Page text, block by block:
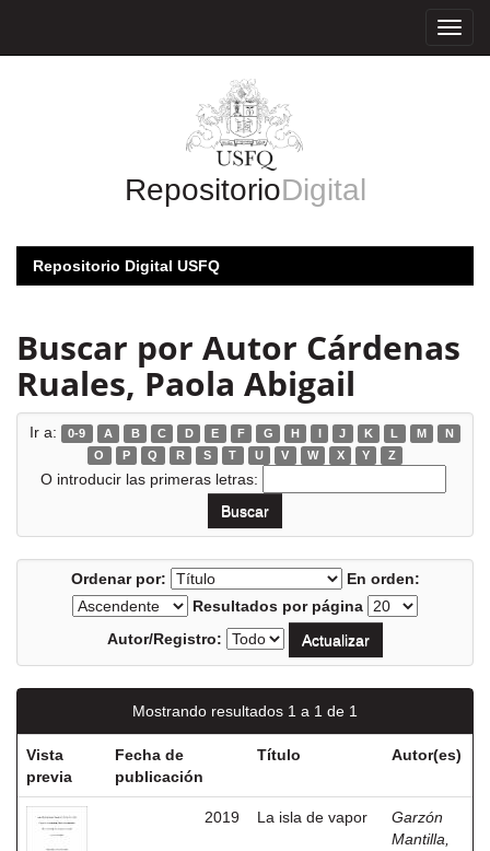
RepositorioDigital
Repositorio Digital USFQ
Buscar por Autor Cárdenas
Ruales, Paola Abigail
Ir a: 0-9 A B C D E F G H I J K L M
N
O
P Q R S T U V W X Y Z
O introducir las primeras letras:
Ordenar por:
En orden:
Resultados por página
Autor/Registro:
Mostrando resultados 1 a 1 de 1
Vista
previa
Fecha de
publicación
Título Autor(es)
2019 La isla de vapor
Garzón
Mantilla,